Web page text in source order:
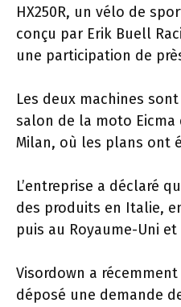
HX250R, un vélo de
conçu par Erik Buell
une participation de
Les deux machines
salon de la moto Eicma
Milan, où les plans ont
L’entreprise a déclaré
des produits en Italie,
puis au Royaume-Uni
Visordown a
déposé une demande